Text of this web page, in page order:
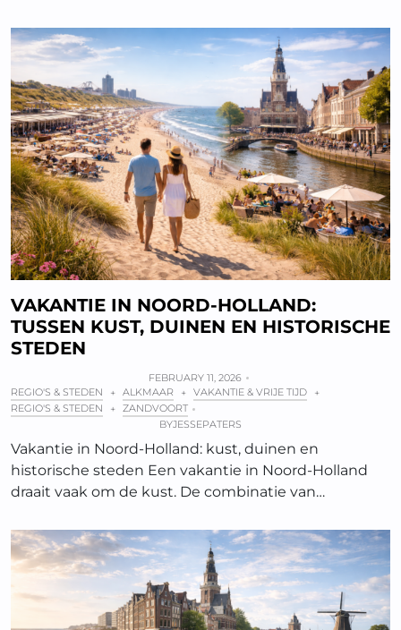
VAKANTIE IN NOORD-HOLLAND:
TUSSEN KUST, DUINEN EN HISTORISCHE
STEDEN
FEBRUARY 11, 2026
REGIO'S & STEDEN
+ ALKMAAR + VAKANTIE & VRIJE TIJD
+
REGIO'S & STEDEN
+ ZANDVOORT
BYJESSEPATERS
Vakantie in Noord-Holland: kust, duinen en
historische steden Een vakantie in Noord-Holland
draait vaak om de kust. De combinatie van…